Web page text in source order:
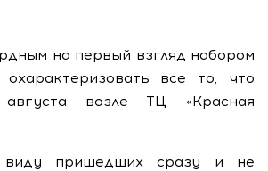
на первый взгляд набором
все то, что
возле ТЦ «Красная
пришедших сразу и не